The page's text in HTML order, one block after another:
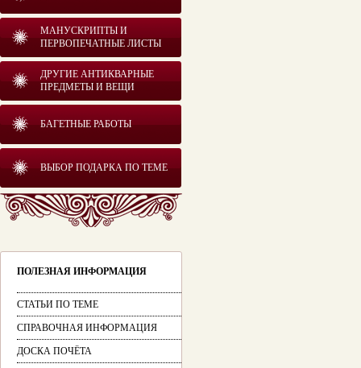
МАНУСКРИПТЫ И
ПЕРВОПЕЧАТНЫЕ ЛИСТЫ
ДРУГИЕ АНТИКВАРНЫЕ
ПРЕДМЕТЫ И ВЕЩИ
БАГЕТНЫЕ РАБОТЫ
ВЫБОР ПОДАРКА ПО ТЕМЕ
ПОЛЕЗНАЯ ИНФОРМАЦИЯ
СТАТЬИ ПО ТЕМЕ
СПРАВОЧНАЯ ИНФОРМАЦИЯ
ДОСКА ПОЧЁТА